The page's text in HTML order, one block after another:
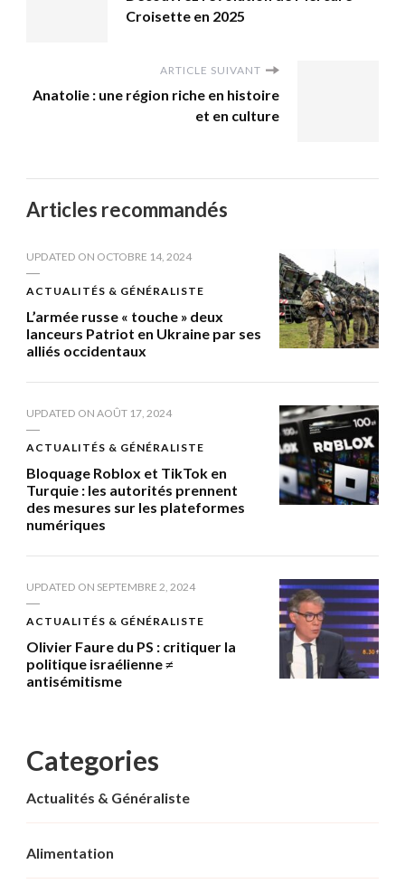
Croisette en 2025
ARTICLE SUIVANT
Anatolie : une région riche en histoire
et en culture
Articles recommandés
UPDATED ON OCTOBRE 14, 2024
ACTUALITÉS & GÉNÉRALISTE
L’armée russe « touche » deux
lanceurs Patriot en Ukraine par ses
alliés occidentaux
UPDATED ON AOÛT 17, 2024
ACTUALITÉS & GÉNÉRALISTE
Bloquage Roblox et TikTok en
Turquie : les autorités prennent
des mesures sur les plateformes
numériques
UPDATED ON SEPTEMBRE 2, 2024
ACTUALITÉS & GÉNÉRALISTE
Olivier Faure du PS : critiquer la
politique israélienne ≠
antisémitisme
Categories
Actualités & Généraliste
Alimentation